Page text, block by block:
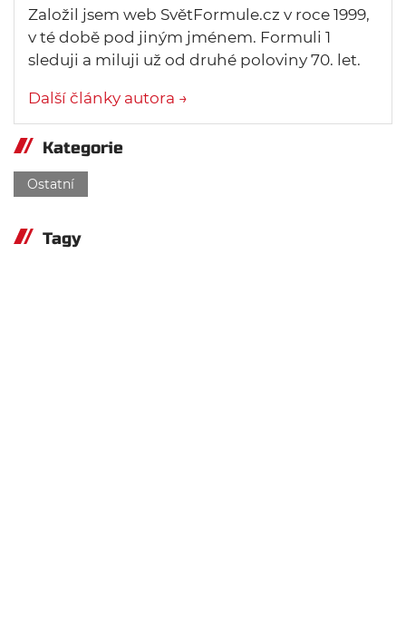
Založil jsem web SvětFormule.cz v roce 1999,
v té době pod jiným jménem. Formuli 1
sleduji a miluji už od druhé poloviny 70. let.
Další články autora →
Kategorie
Ostatní
Tagy